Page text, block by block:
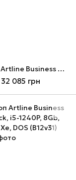
Неттоп Artline Business B12, Black, i5-1240P, 16Gb, 480Gb, Xe, DOS (B12v33)
32 085 грн